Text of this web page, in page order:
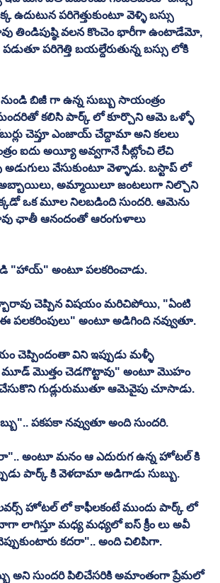
ఉదుటున పరిగెత్తుకుంటూ వెళ్ళి బస్సు
తిండిపుష్ఠి వలన కొంచెం భారీగా ఉంటాడేమో,
పరిగెత్తి బయల్దేరుతున్న బస్సు లోకి
కలిసి పార్క్ లో కూర్చొని ఆమె ఒళ్ళో
చెప్తూ ఎంజాయ్ చేద్దామా అని కలలు
ఐదు అయ్యీ అవ్వగానే సీట్లోంచి లేచి
వేసుకుంటూ వెళ్ళాడు. బస్టాప్ లో
అమ్మాయిలూ జంటలుగా నిల్చొని
ఒక మూల నిలబడింది సుందరి. ఆమెను
ఛాతీ ఆనందంతో ఆరంగుళాలు
"హాయ్" అంటూ పలకరించాడు.
చెప్పిన విషయం మరిచిపోయి, "ఏంటి
అంటూ అడిగింది నవ్వుతూ.
విని ఇప్పుడు మళ్ళీ
మొత్తం చెడగొట్టావు" అంటూ మొహం
చేసుకొని గుడ్లురుముతూ ఆమెవైపు చూసాడు.
పకపకా నవ్వుతూ అంది సుందరి.
పార్క్ కి వెళదామా అడిగాడు సుబ్బు.
హోటల్ లో కాఫీలకంటే ముందు పార్క్ లో
బాగా లాగిస్తూ మధ్య మధ్యలో ఐస్ క్రీం లు అవీ
కదరా".. అంది చిలిపిగా.
అని సుందరి పిలిచేసరికి అమాంతంగా ప్రేమలో